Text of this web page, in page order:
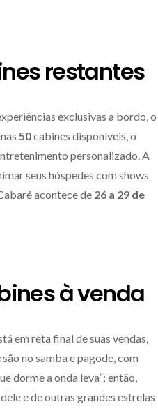
restantes
exclusivas a bordo, o
50cabines disponíveis, o
personalizado. A
seus hóspedes com shows
acontece de 26 a 29 de
à venda
em reta final de suas vendas,
no samba e pagode, com
dorme a onda leva”; então,
e de outras grandes estrelas